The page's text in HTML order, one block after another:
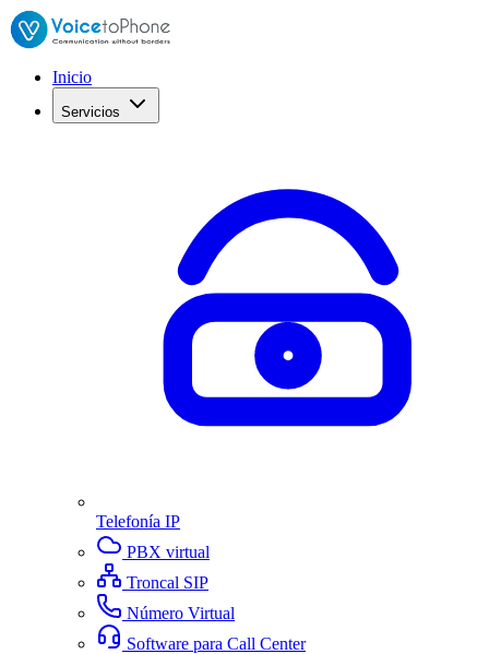
Inicio
Servicios
Telefonía IP
PBX virtual
Troncal SIP
Número Virtual
Software para Call Center